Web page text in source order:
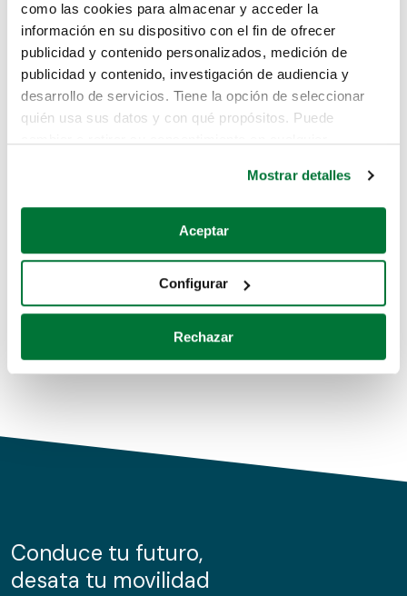
como las cookies para almacenar y acceder la
información en su dispositivo con el fin de ofrecer
publicidad y contenido personalizados, medición de
publicidad y contenido, investigación de audiencia y
desarrollo de servicios. Tiene la opción de seleccionar
quién usa sus datos y con qué propósitos. Puede
Si lo permite, también quisiéramos:
Recopilar información sobre su ubicación geográfica
Identificar su dispositivo analizándolo activamente
para buscar características específicas (huellas
Obtenga más información sobre cómo se procesan sus
de cookies.
información sobre el uso que haga del sitio web con
nuestros partners de redes sociales, publicidad y análisis
Mostrar detalles
Aceptar
Configurar
Rechazar
Lo sentimos, no sabemos como
te hemos traido hasta aquí.
Pero puedes encontrar el coche que estás
buscando en alguno de estos enlaces:
Coches de segunda mano
Coches de km0
Conduce tu futuro,
desata tu movilidad